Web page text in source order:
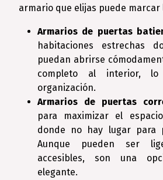
armario que elijas puede
Armarios de puertas
habitaciones estrechas
puedan abrirse
completo al interior,
organización.
Armarios de puertas
para maximizar el
donde no hay lugar para
Aunque pueden ser
accesibles, son una
elegante.